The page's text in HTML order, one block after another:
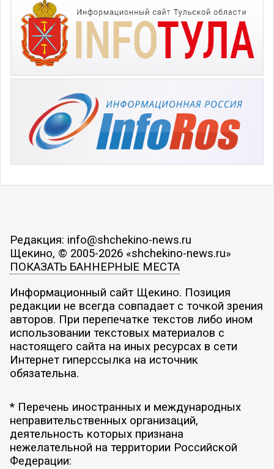
Редакция: info@shchekino-news.ru
Щекино, © 2005-2026 «shchekino-news.ru»
ПОКАЗАТЬ БАННЕРНЫЕ МЕСТА
Информационный сайт Щекино. Позиция
редакции не всегда совпадает с точкой зрения
авторов. При перепечатке текстов либо ином
использовании текстовых материалов с
настоящего сайта на иных ресурсах в сети
Интернет гиперссылка на источник
обязательна.
* Перечень иностранных и международных
неправительственных организаций,
деятельность которых признана
нежелательной на территории Российской
Федерации: